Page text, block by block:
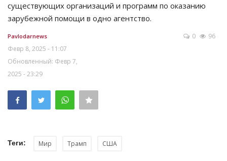
существующих организаций и программ по оказанию
зарубежной помощи в одно агентство.
Pavlodarnews
Февр 8, 2025 - 11:07
Обновленный: Февр 7,
2025 - 23:29
0 96
Теги: Мир Трамп США